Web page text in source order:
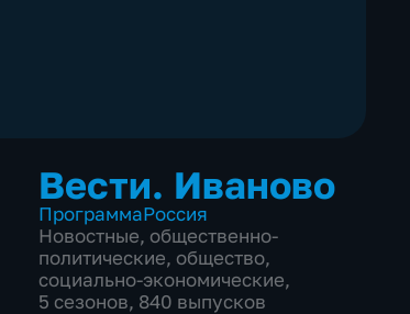
Вести. Иваново
ПрограммаРоссия
Новостные, общественно-
политические, общество,
социально-экономические,
5 сезонов, 840 выпусков